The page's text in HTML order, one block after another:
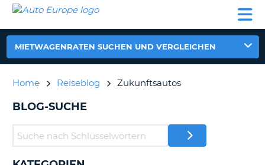
MIETWAGEN
WOHNMOBILE
AUTO
EUROPE
MIETWAGEN
WOHNMOBILE
PARTNER
HILFE
MEIN
MEINE
MIETWAGENRATEN SUCHEN UND VERGLEICHEN
Home Reiseblog Zukunftsautos
BLOG-SUCHE